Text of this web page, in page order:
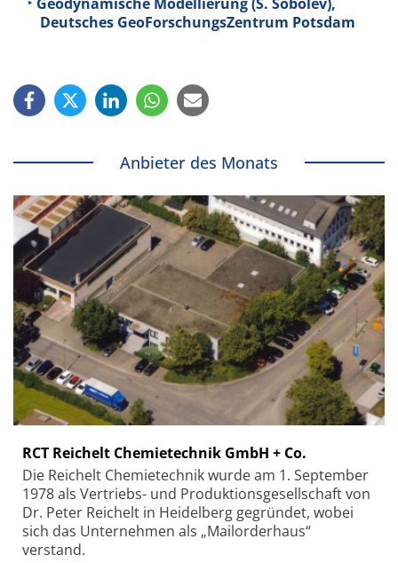
Deutsches GeoForschungsZentrum Potsdam
Anbieter des Monats
RCT Reichelt Chemietechnik GmbH + Co.
Die Reichelt Chemietechnik wurde am 1. September
1978 als Vertriebs- und Produktionsgesellschaft von
Dr. Peter Reichelt in Heidelberg gegründet, wobei
sich das Unternehmen als „Mailorderhaus“
verstand.